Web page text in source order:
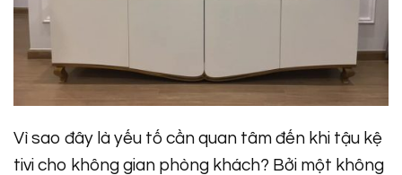
Vì sao đây là yếu tố cần quan tâm đến khi tậu kệ
tivi cho không gian phòng khách? Bởi một không